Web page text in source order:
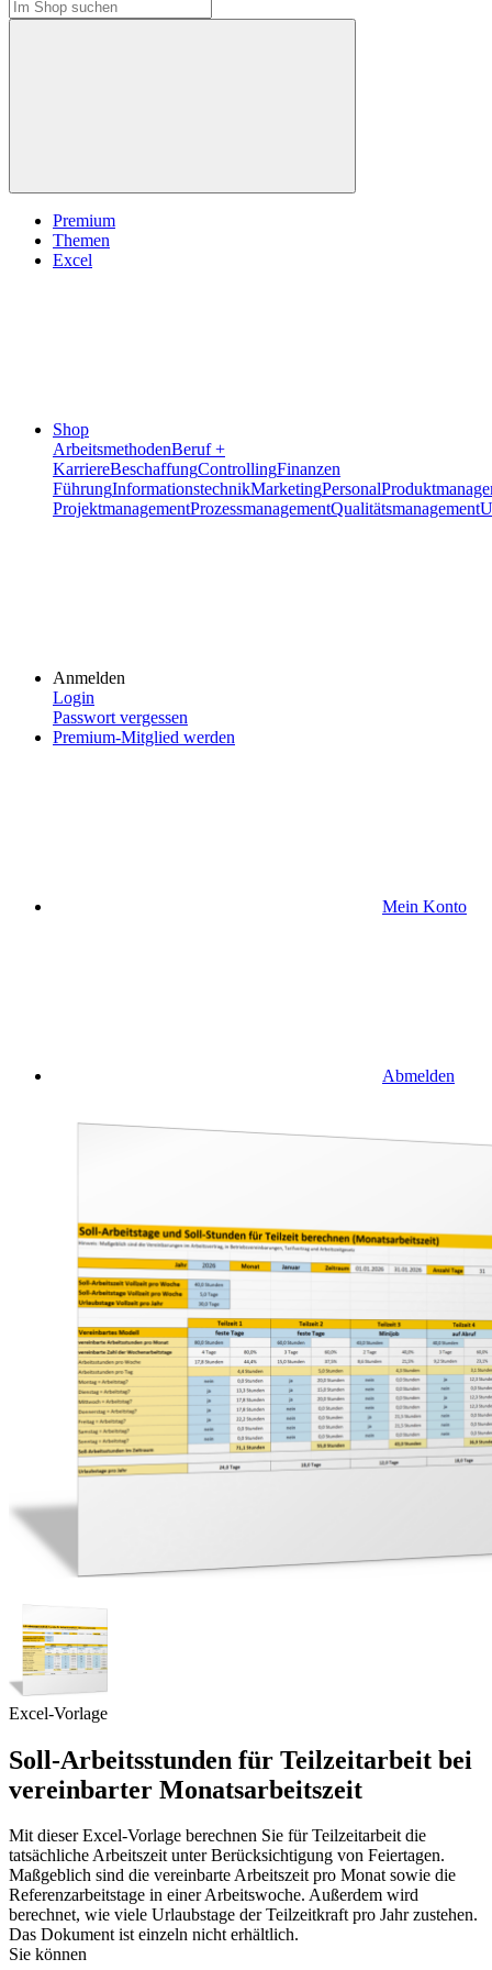
Premium
Themen
Excel
Shop
ArbeitsmethodenBeruf +
KarriereBeschaffungControllingFinanzen
FührungInformationstechnikMarketingPersonal
ProjektmanagementProzessmanagementQualitätsmanagement
Anmelden
Login
Passwort vergessen
Premium-Mitglied werden
Mein Konto
Abmelden
Excel-Vorlage
Soll-Arbeitsstunden für Teilzeitarbeit bei
vereinbarter Monatsarbeitszeit
Mit dieser Excel-Vorlage berechnen Sie für Teilzeitarbeit die
tatsächliche Arbeitszeit unter Berücksichtigung von Feiertagen.
Maßgeblich sind die vereinbarte Arbeitszeit pro Monat sowie die
Referenzarbeitstage in einer Arbeitswoche. Außerdem wird
berechnet, wie viele Urlaubstage der Teilzeitkraft pro Jahr zustehen.
Das Dokument ist einzeln nicht erhältlich.
Sie können